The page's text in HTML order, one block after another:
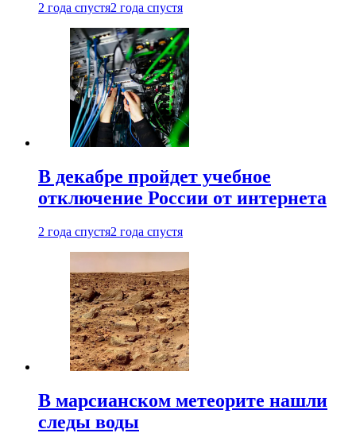
2 года спустя2 года спустя
В декабре пройдет учебное
отключение России от интернета
2 года спустя2 года спустя
В марсианском метеорите нашли
следы воды